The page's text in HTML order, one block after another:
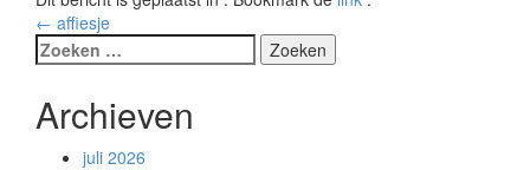
Bericht
navigatie
← affiesje
Zoeken
naar:
Archieven
juli 2026